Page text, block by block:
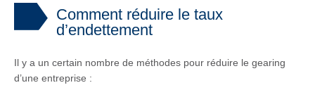
Comment réduire le taux
d’endettement
Il y a un certain nombre de méthodes pour réduire le gearing
d’une entreprise :